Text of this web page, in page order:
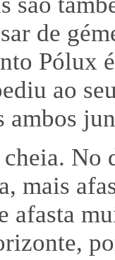
de
Pólux
ao
ambos
No
mais
afasta